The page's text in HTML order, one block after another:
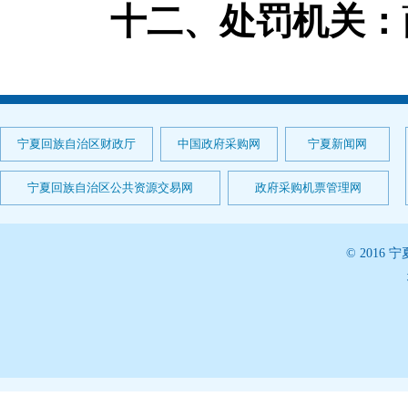
十二、处罚机关：
宁夏回族自治区财政厅 中国政府采购网 宁夏新闻网
宁夏回族自治区公共资源交易网 政府采购机票管理网
© 2016 宁